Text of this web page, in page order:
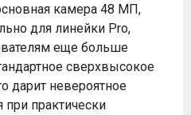
камера 48 МП,
для линейки Pro,
еще больше
сверхвысокое
дарит невероятное
при практически